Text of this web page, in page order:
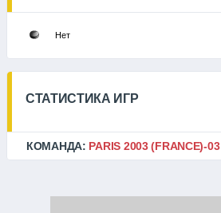
Нет
СТАТИСТИКА ИГР
КОМАНДА: PARIS 2003 (FRANCE)-03